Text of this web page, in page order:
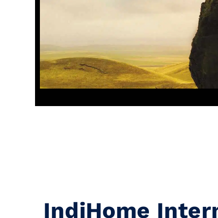
IndiHome